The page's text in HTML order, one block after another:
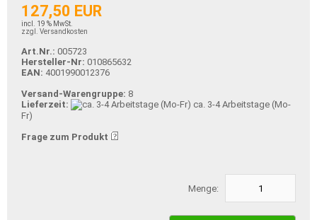
127,50 EUR
incl. 19 % MwSt.
zzgl. Versandkosten
Art.Nr.: 005723
Hersteller-Nr: 010865632
EAN: 4001990012376
Versand-Warengruppe: 8
Lieferzeit:
ca. 3-4 Arbeitstage (Mo-
Fr)
Frage zum Produkt
Menge: